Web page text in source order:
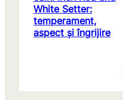
White Setter:
temperament,
aspect și îngrijire